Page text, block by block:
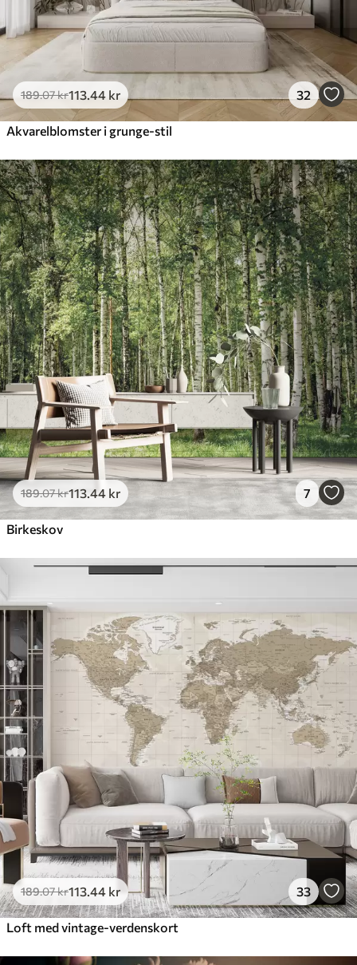
189.07kr113 .44 kr 32
Akvarelblomster i grunge-stil
189.07kr113 .44 kr 7
Birkeskov
189.07kr113 .44 kr 33
Loft med vintage-verdenskort